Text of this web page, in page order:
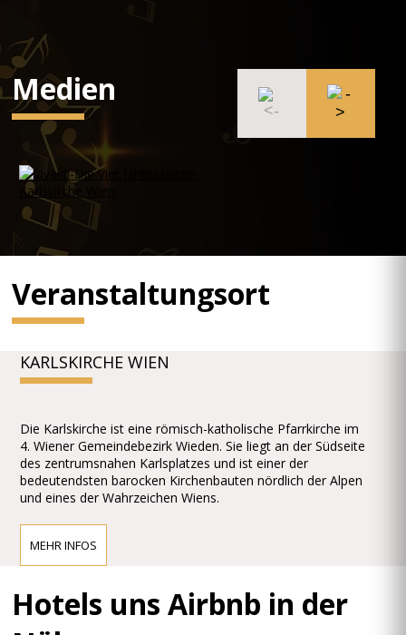
Medien
Veranstaltungsort
KARLSKIRCHE WIEN
Die Karlskirche ist eine römisch-katholische Pfarrkirche im
4. Wiener Gemeindebezirk Wieden. Sie liegt an der Südseite
des zentrumsnahen Karlsplatzes und ist einer der
bedeutendsten barocken Kirchenbauten nördlich der Alpen
und eines der Wahrzeichen Wiens.
MEHR INFOS
Hotels uns Airbnb in der